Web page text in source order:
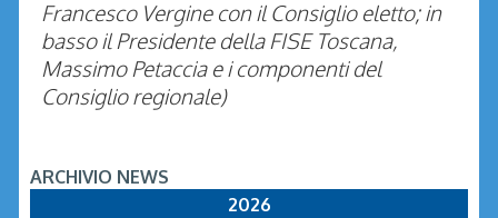
Francesco Vergine con il Consiglio eletto; in
basso il Presidente della FISE Toscana,
Massimo Petaccia e i componenti del
Consiglio regionale)
ARCHIVIO NEWS
2026